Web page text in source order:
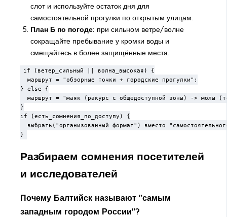
слот и используйте остаток дня для
самостоятельной прогулки по открытым улицам.
План Б по погоде: при сильном ветре/волне
сокращайте пребывание у кромки воды и
смещайтесь в более защищённые места.
if (ветер_сильный || волна_высокая) {
  маршрут = "обзорные точки + городские прогулки";
} else {
маршрут = "маяк (ракурс с общедоступной зоны) -> молы
}
if (есть_сомнения_по_доступу) {
выбрать("организованный формат") вместо
}
Разбираем сомнения посетителей
и исследователей
Почему Балтийск называют "самым
западным городом России"?